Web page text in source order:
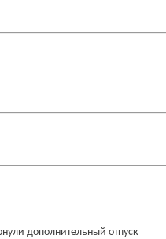
дополнительный отпуск